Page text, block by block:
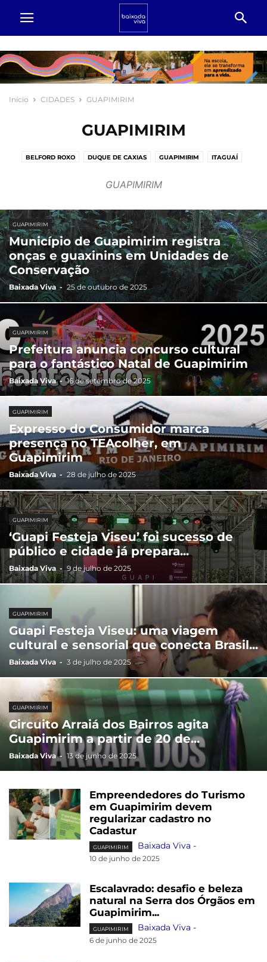
Início CIDADES GUAPIMIRIM
GUAPIMIRIM
BELFORD ROXO DUQUE DE CAXIAS GUAPIMIRIM
ITAGUAÍ
RIO DE JANEIRO
GUAPIMIRIM
GUAPIMIRIM
Município de Guapimirim registra
onças e guaxinins em Unidades de
Conservação
Baixada Viva - 25 de outubro de 2025
GUAPIMIRIM
Prefeitura anuncia concurso cultural
para o fantástico Natal de Guapimirim
Baixada Viva - 16 de setembro de 2025
GUAPIMIRIM
Expresso do Consumidor marca
presença no TEAcolher, em
Guapimirim
Baixada Viva - 28 de julho de 2025
GUAPIMIRIM
‘Guapi Festeja Viseu’ foi sucesso de
público e cidade já prepara...
Baixada Viva - 9 de julho de 2025
GUAPIMIRIM
Guapi Festeja Viseu: uma viagem
cultural e sensorial que conecta Brasil...
Baixada Viva - 3 de julho de 2025
GUAPIMIRIM
Circuito Arraiá dos Bairros agita
Guapimirim a partir de 20 de...
Baixada Viva - 13 de junho de 2025
Empreendedores do Turismo
em Guapimirim devem
regularizar cadastro no
Cadastur
GUAPIMIRIM Baixada Viva -
10 de junho de 2025
Escalavrado: desafio e beleza
natural na Serra dos Órgãos em
Guapimirim...
GUAPIMIRIM Baixada Viva -
6 de junho de 2025